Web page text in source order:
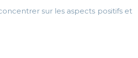
sur les aspects positifs et